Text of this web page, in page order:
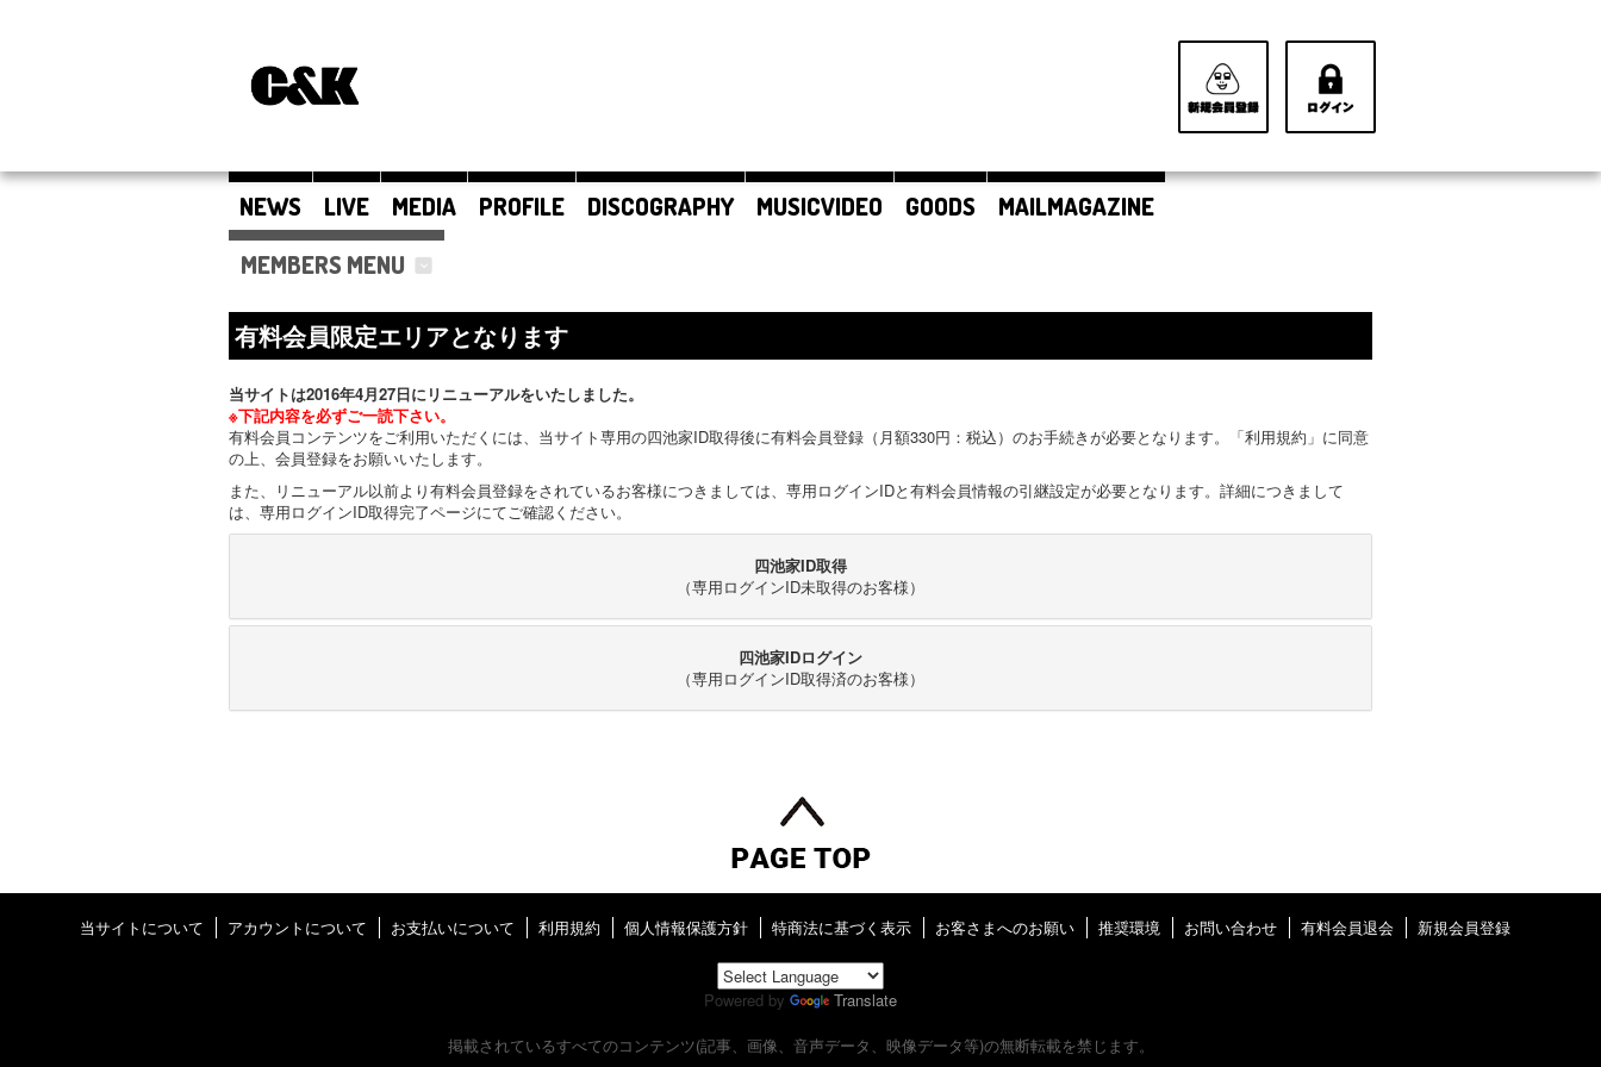
NEWS LIVE MEDIA PROFILE DISCOGRAPHY MUSICVIDEO GOODS
MAILMAGAZINE
MEMBERS MENU
有料会員限定エリアとなります
当サイトは2016年4月27日にリニューアルをいたしました。
※下記内容を必ずご一読下さい。
有料会員コンテンツをご利用いただくには、当サイト専用の四池家ID取得後に有料会員登録（月額330円：税込）のお手続きが必要となります。「利用規約」に同意
の上、会員登録をお願いいたします。
また、リニューアル以前より有料会員登録をされているお客様につきましては、専用ログインIDと有料会員情報の引継設定が必要となります。詳細につきまして
は、専用ログインID取得完了ページにてご確認ください。
四池家ID取得
（専用ログインID未取得のお客様）
四池家IDログイン
（専用ログインID取得済のお客様）
当サイトについて アカウントについて お支払いについて 利用規約 個人情報保護方針 特商法に基づく表示 お客さまへのお願い 推奨環境 お問い合わせ 有料会員退会 新規会員登録
Powered by
Translate
掲載されているすべてのコンテンツ(記事、画像、音声データ、映像データ等)の無断転載を禁じます。